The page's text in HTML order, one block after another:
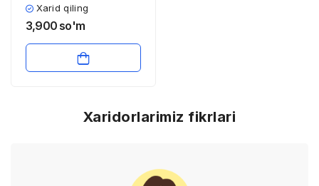
asoslari
Xarid qiling
3,900 so'm
Xaridorlarimiz fikrlari